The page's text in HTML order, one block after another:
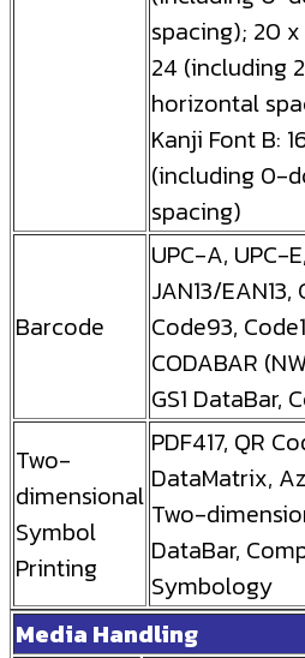
spacing); 20 x
24 (including
horizontal
Kanji Font B:
(including 0-
spacing)
Barcode
UPC-A, UPC-
JAN13/EAN13,
Code93,
CODABAR
GS1 DataBar,
Two-
dimensional
Symbol
Printing
PDF417, QR
DataMatrix,
Two-
DataBar,
Symbology
Media Handling